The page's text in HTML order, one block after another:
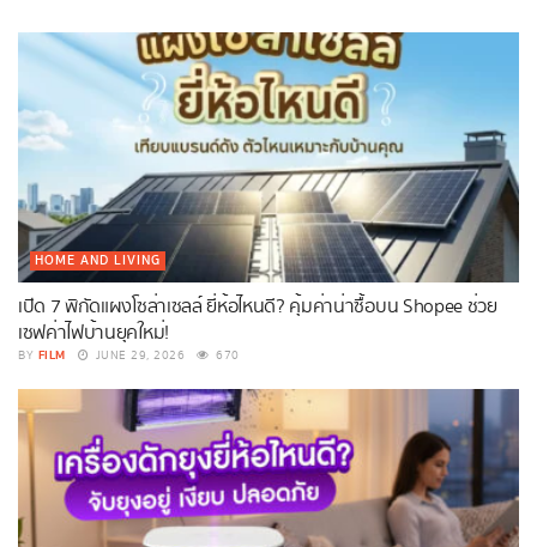
HOME AND LIVING
เปิด 7 พิกัดแผงโซล่าเซลล์ ยี่ห้อไหนดี? คุ้มค่าน่าซื้อบน Shopee ช่วย
เซฟค่าไฟบ้านยุคใหม่!
BY FILM JUNE 29, 2026 670